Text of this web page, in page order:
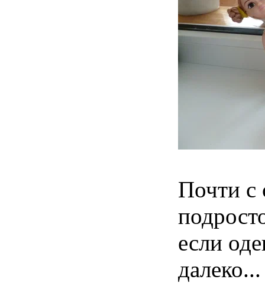
Почти с
если
далеко...